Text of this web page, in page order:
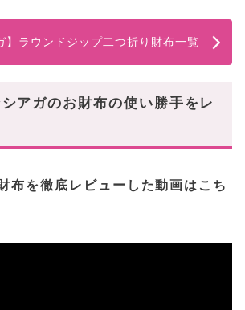
】ラウンドジップ二つ折り財布一覧
アガのお財布の使い勝手をレ
布を徹底レビューした動画はこち